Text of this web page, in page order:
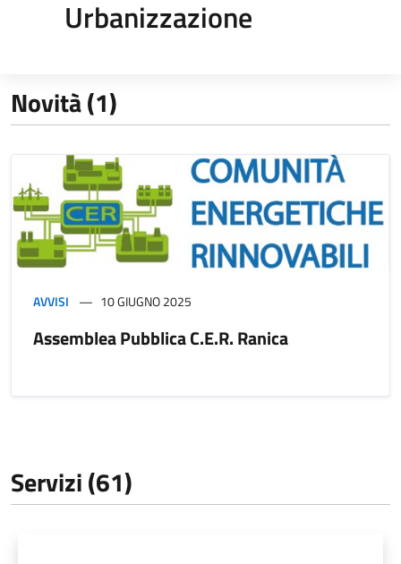
Urbanizzazione
Novità (1)
AVVISI 10 GIUGNO 2025
Assemblea Pubblica C.E.R. Ranica
Servizi (61)